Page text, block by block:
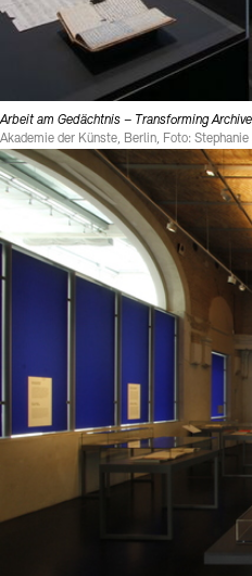
Arbeit am Gedächtnis – Transforming
Akademie der Künste, Berlin, Foto: